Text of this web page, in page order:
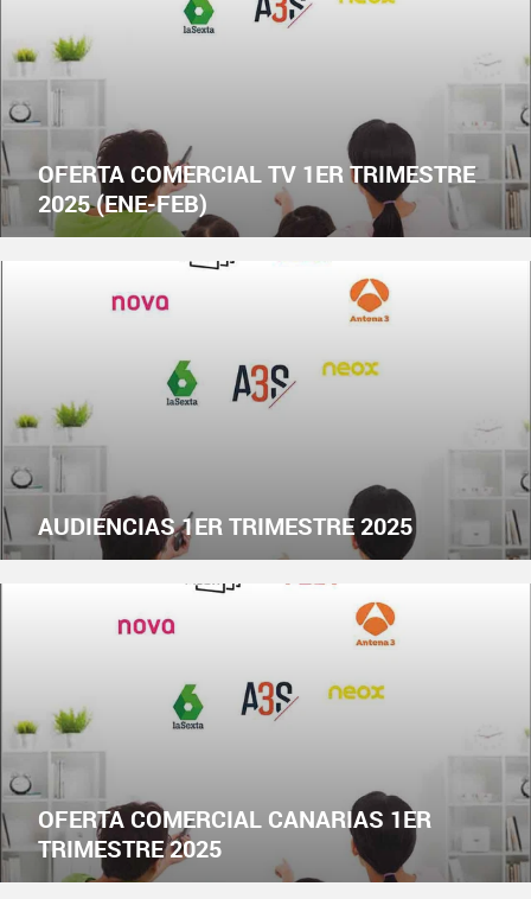
OFERTA COMERCIAL TV 1ER TRIMESTRE
2025 (ENE-FEB)
AUDIENCIAS 1ER TRIMESTRE 2025
OFERTA COMERCIAL CANARIAS 1ER
TRIMESTRE 2025